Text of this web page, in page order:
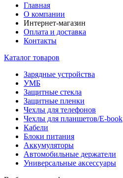
Главная
О компании
Интернет-магазин
Оплата и доставка
Контакты
Каталог товаров
Зарядные устройства
УМБ
Защитные стекла
Защитные пленки
Чехлы для телефонов
Чехлы для планшетов/E-book
Кабели
Блоки питания
Аккумуляторы
Автомобильные держатели
Универсальные аксессуары